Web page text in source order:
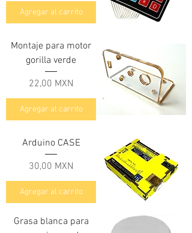
Agregar al carrito
Montaje para motor
gorilla verde
Precio
22,00 MXN
Agregar al carrito
Arduino CASE
Precio
30,00 MXN
Agregar al carrito
Grasa blanca para